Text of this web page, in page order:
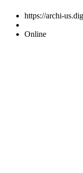
https://archi-
Online